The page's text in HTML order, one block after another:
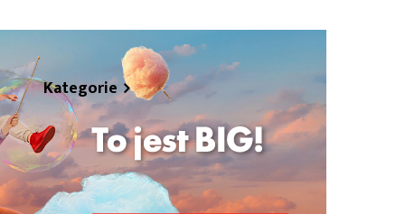
Kategorie
Z życia miasta
Sport